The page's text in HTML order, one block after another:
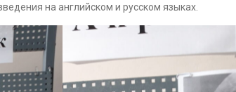
на английском и русском языках.